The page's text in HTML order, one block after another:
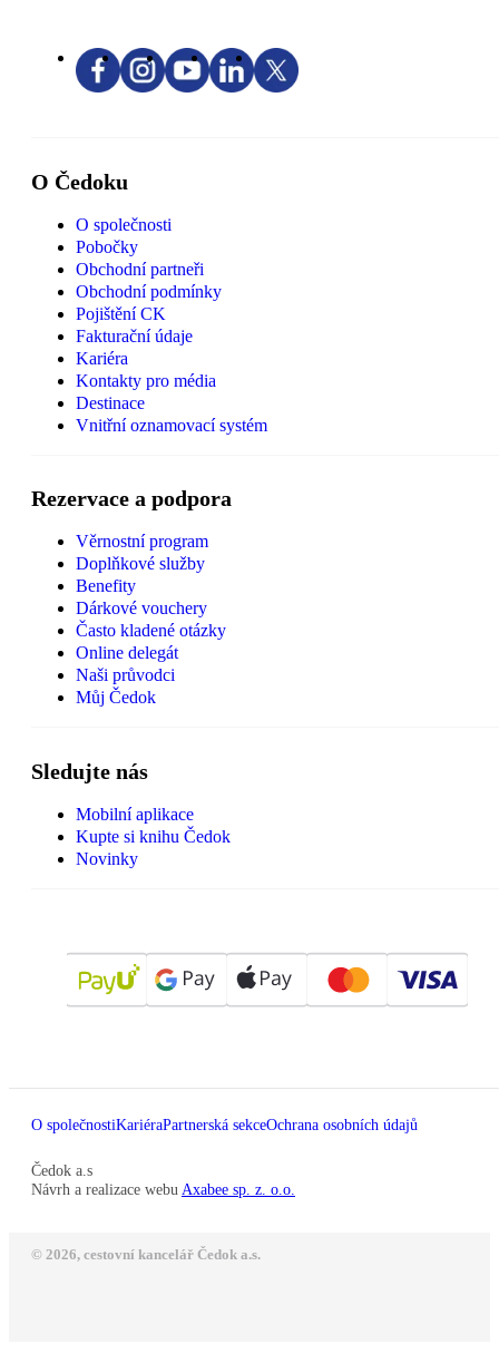
O Čedoku
O společnosti
Pobočky
Obchodní partneři
Obchodní podmínky
Pojištění CK
Fakturační údaje
Kariéra
Kontakty pro média
Destinace
Vnitřní oznamovací systém
Rezervace a podpora
Věrnostní program
Doplňkové služby
Benefity
Dárkové vouchery
Často kladené otázky
Online delegát
Naši průvodci
Můj Čedok
Sledujte nás
Mobilní aplikace
Kupte si knihu Čedok
Novinky
O společnostiKariéraPartnerská sekceOchrana osobních údajů
Čedok a.s
Návrh a realizace webu Axabee sp. z. o.o.
© 2026, cestovní kancelář Čedok a.s.